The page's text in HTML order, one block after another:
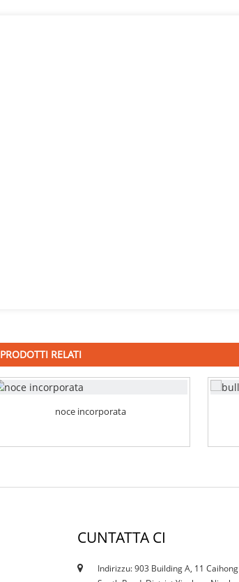
PRODOTTI RELATI
noce incorporata
CUNTATTA CI
Indirizzu: 903 Building A, 11 Caihong
12/10/21